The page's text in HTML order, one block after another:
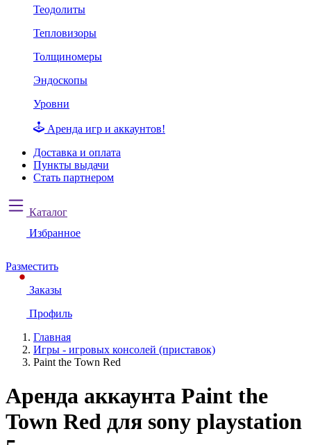
Теодолиты
Тепловизоры
Толщиномеры
Эндоскопы
Уровни
Аренда игр и аккаунтов!
Доставка и оплата
Пункты выдачи
Стать партнером
Каталог
Избранное
Разместить
Заказы
Профиль
Главная
Игры - игровых консолей (приставок)
Paint the Town Red
Аренда аккаунта Paint the
Town Red для sony playstation